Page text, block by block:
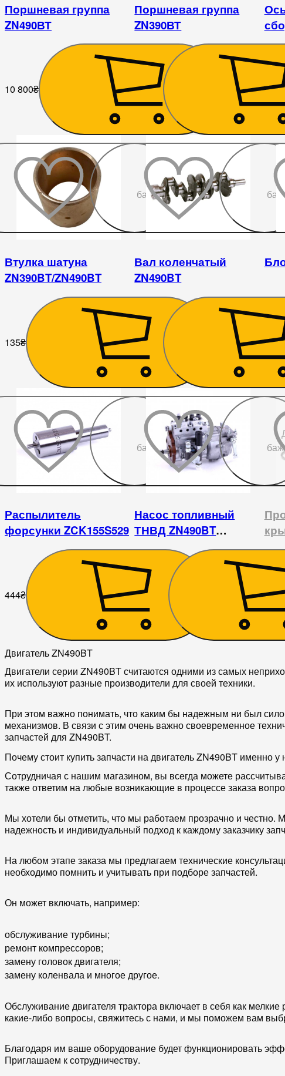
Поршневая группа
ZN490ВТ
10 800₴
Поршневая группа
ZN390ВТ
7 650₴ 2 520
До
бажаного
Втулка шатуна
ZN390BT/ZN490BT
135₴
Вал коленчатый
ZN490BT
9 000 ₴
20
бажаного
Распылитель
форсунки ZCK155S529
444₴
Насос топливный
ТНВД ZN490BT
DongFeng 404 Chery 404
11 250 ₴
Двигатель ZN490BT
Двигатели серии ZN490BT считаются одними из самых
их используют разные производители для своей техники.
При этом важно понимать, что каким бы надежным ни был
механизмов. В связи с этим очень важно своевременное
запчастей для ZN490BT.
Почему стоит купить запчасти на двигатель ZN490BT именно у
Сотрудничая с нашим магазином, вы всегда можете
также ответим на любые возникающие в процессе заказа
Мы хотели бы отметить, что мы работаем прозрачно и честно.
надежность и индивидуальный подход к каждому заказчику
На любом этапе заказа мы предлагаем технические
необходимо помнить и учитывать при подборе запчастей.
Он может включать, например:
обслуживание турбины;
ремонт компрессоров;
замену головок двигателя;
замену коленвала и многое другое.
Обслуживание двигателя трактора включает в себя как
какие-либо вопросы, свяжитесь с нами, и мы поможем вам
Благодаря им ваше оборудование будет функционировать
Приглашаем к сотрудничеству.